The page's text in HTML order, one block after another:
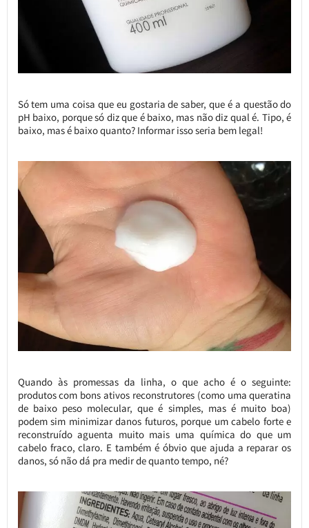
Só tem uma coisa que eu gostaria de saber, que é a questão do
pH baixo, porque só diz que é baixo, mas não diz qual é. Tipo, é
baixo, mas é baixo quanto? Informar isso seria bem legal!
Quando às promessas da linha, o que acho é o seguinte:
produtos com bons ativos reconstrutores (como uma queratina
de baixo peso molecular, que é simples, mas é muito boa)
podem sim minimizar danos futuros, porque um cabelo forte e
reconstruído aguenta muito mais uma química do que um
cabelo fraco, claro. E também é óbvio que ajuda a reparar os
danos, só não dá pra medir de quanto tempo, né?